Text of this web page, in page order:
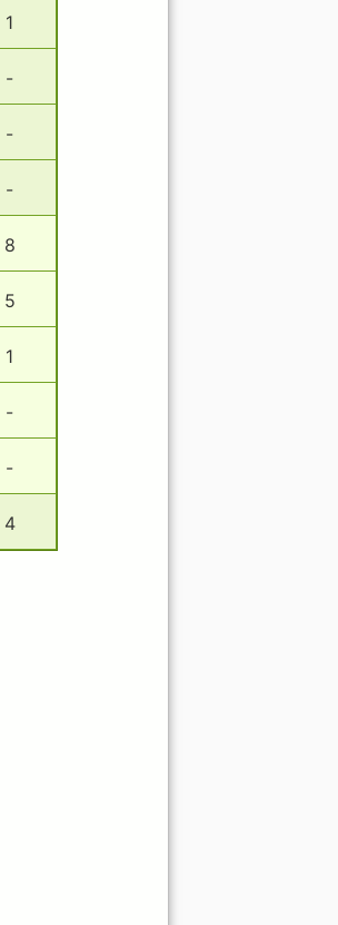
1
-
-
-
8
5
1
-
-
4